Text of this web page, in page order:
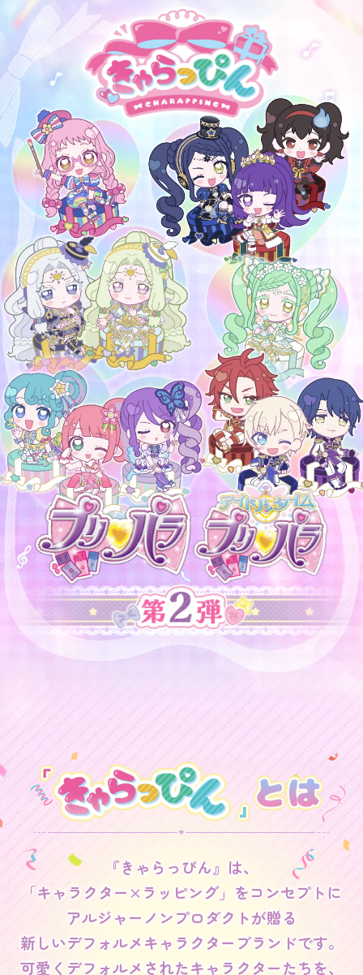
『きゃらっぴん』は、
「キャラクター×ラッピング」をコンセプトに
アルジャーノンプロダクトが贈る
新しいデフォルメキャラクターブランドです。
可愛くデフォルメされたキャラクターたちを、